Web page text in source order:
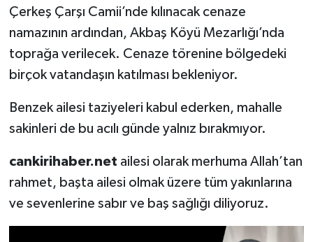
Çerkeş Çarşı Camii’nde kılınacak cenaze
namazının ardından, Akbaş Köyü Mezarlığı’nda
toprağa verilecek. Cenaze törenine bölgedeki
birçok vatandaşın katılması bekleniyor.
Benzek ailesi taziyeleri kabul ederken, mahalle
sakinleri de bu acılı günde yalnız bırakmıyor.
cankirihaber.net ailesi olarak merhuma Allah’tan
rahmet, başta ailesi olmak üzere tüm yakınlarına
ve sevenlerine sabır ve baş sağlığı diliyoruz.